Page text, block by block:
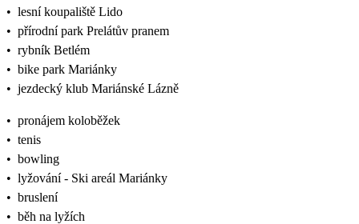
• lesní koupaliště Lido
• přírodní park Prelátův pranem
• rybník Betlém
• bike park Mariánky
• jezdecký klub Mariánské Lázně
• pronájem koloběžek
• tenis
• bowling
• lyžování - Ski areál Mariánky
• bruslení
• běh na lyžích